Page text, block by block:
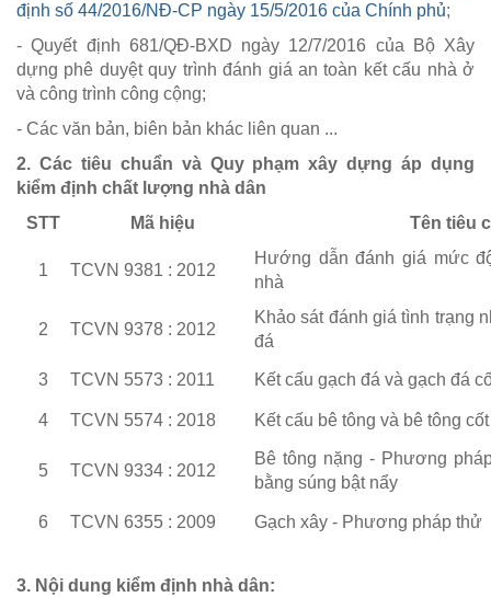
định số 44/2016/NĐ-CP ngày 15/5/2016 của Chính phủ;
- Quyết định 681/QĐ-BXD ngày 12/7/2016 của Bộ Xây
dựng phê duyệt quy trình đánh giá an toàn kết cấu nhà ở
và công trình công cộng;
- Các văn bản, biên bản khác liên quan ...
2. Các tiêu chuẩn và Quy phạm xây dựng áp dụng
kiểm định chất lượng nhà dân
STT
Mã hiệu Tên tiêu
1 TCVN 9381 : 2012
Hướng dẫn đánh giá mức
nhà
2 TCVN 9378 : 2012
Khảo sát đánh giá tình trạng
đá
3 TCVN 5573 : 2011 Kết cấu gạch đá và gạch đá
4 TCVN 5574 : 2018 Kết cấu bê tông và bê tông
5 TCVN 9334 : 2012
Bê tông nặng - Phương
bằng súng bật nẩy
6 TCVN 6355 : 2009 Gạch xây - Phương pháp thử
3. Nội dung kiểm định nhà dân: